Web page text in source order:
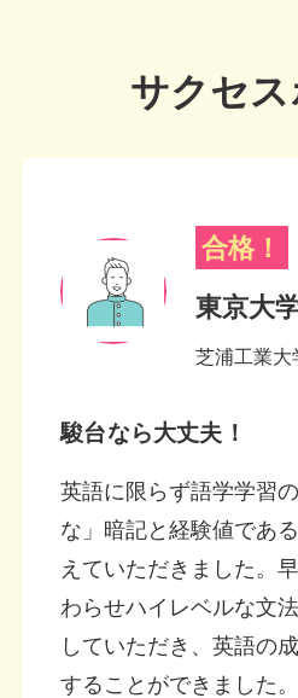
サクセ
合格！
東京大
芝浦工業大
駿台なら大丈夫！
英語に限らず語学学習
な」暗記と経験値であ
えていただきました。
わらせハイレベルな文
していただき、英語の
することができました。